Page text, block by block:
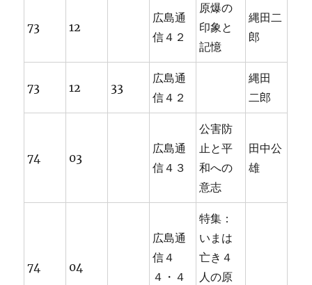
73 12
広島通
信４２
原爆の
印象と
記憶
縄田二
郎
73 12 33
広島通
信４２
縄田
二郎
74 03
広島通
信４３
公害防
止と平
和への
意志
田中公
雄
74 04
広島通
信４
４・４
特集：
いまは
亡き４
人の原